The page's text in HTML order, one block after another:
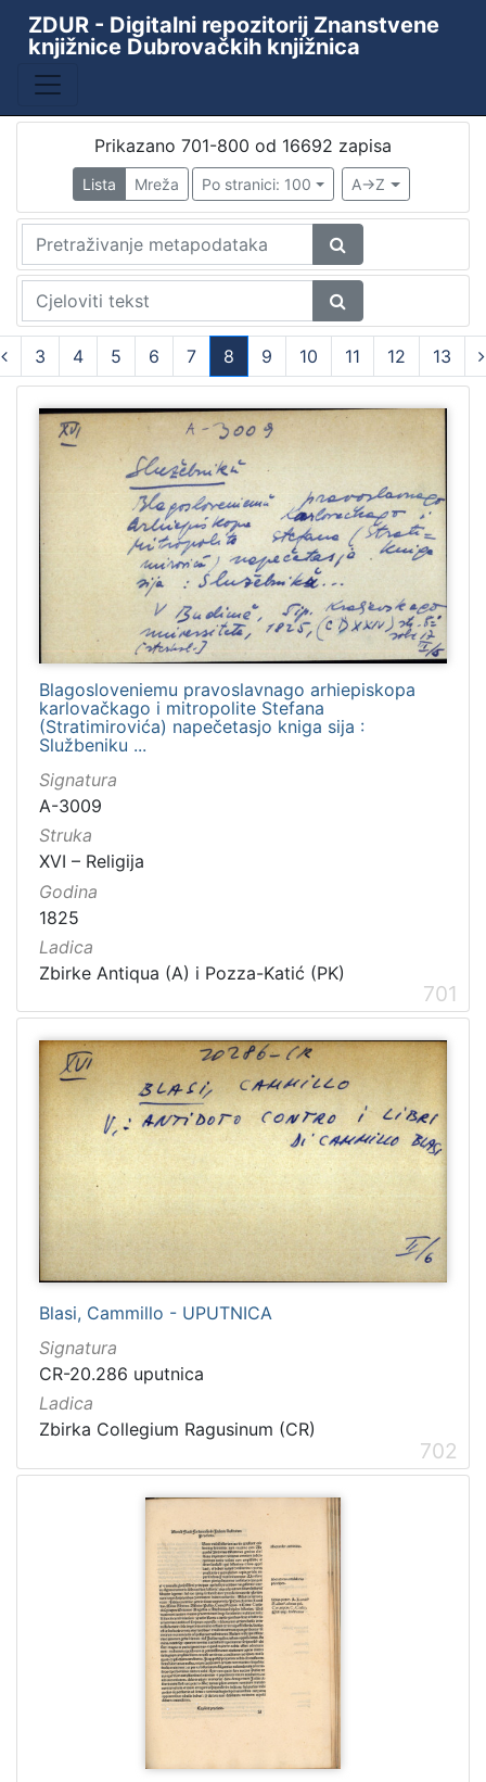
ZDUR - Digitalni repozitorij Znanstvene
knjižnice Dubrovačkih knjižnica
Prikazano 701-800 od 16692 zapisa
Lista Mreža Po stranici: 100 A->Z
3 4 5 6 7
8
(current)
9 10 11 12 13
Blagosloveniemu pravoslavnago arhiepiskopa
karlovačkago i mitropolite Stefana
(Stratimirovića) napečetasjo kniga sija :
Službeniku ...
Signatura
A-3009
Struka
XVI – Religija
Godina
1825
Ladica
Zbirke Antiqua (A) i Pozza-Katić (PK)
701
Blasi, Cammillo - UPUTNICA
Signatura
CR-20.286 uputnica
Ladica
Zbirka Collegium Ragusinum (CR)
702